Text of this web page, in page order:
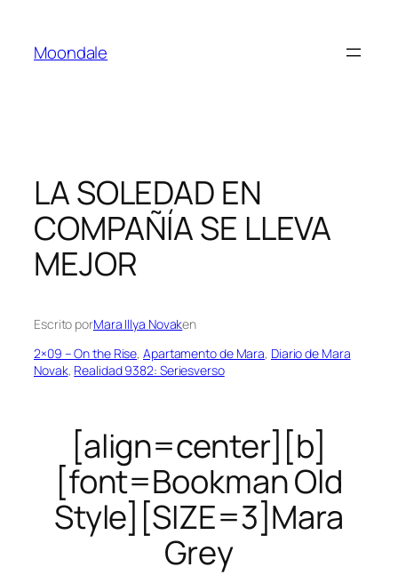
contenido
Moondale
LA SOLEDAD EN
COMPAÑÍA SE LLEVA
MEJOR
Escrito porMara Illya Novaken
2×09 – On the Rise, Apartamento de Mara, Diario de Mara
Novak, Realidad 9382: Seriesverso
[align=center][b]
[font=Bookman Old
Style][SIZE=3]Mara
Grey